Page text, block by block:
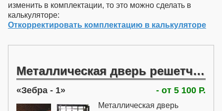
изменить в комплектации, то это можно сделать в
калькуляторе:
Откорректировать комплектацию в калькуляторе
Металлическая дверь решетчатая
Зебра - 1 - от 5 100 Р.
Металлическая дверь